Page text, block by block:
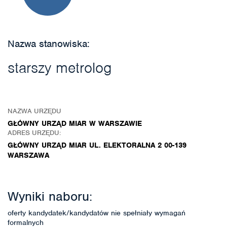
Nazwa stanowiska:
starszy metrolog
NAZWA URZĘDU
GŁÓWNY URZĄD MIAR W WARSZAWIE
ADRES URZĘDU:
GŁÓWNY URZĄD MIAR UL. ELEKTORALNA 2 00-139
WARSZAWA
Wyniki naboru:
oferty kandydatek/kandydatów nie spełniały wymagań
formalnych